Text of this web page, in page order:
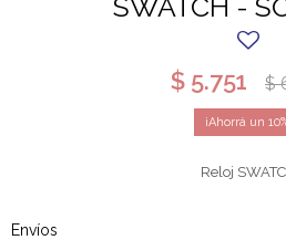
SWATCH -
$ 5.751 $
10
Reloj
Envíos